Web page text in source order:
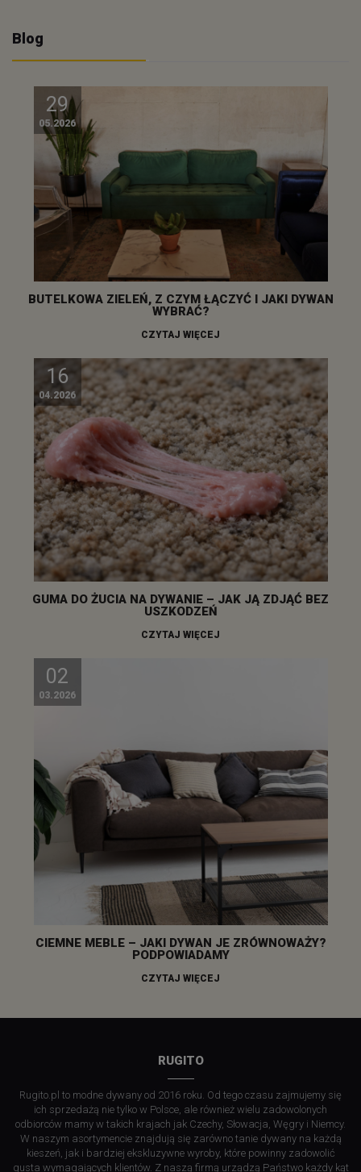
Blog
29
05.2026
BUTELKOWA ZIELEŃ, Z CZYM ŁĄCZYĆ I JAKI DYWAN
WYBRAĆ?
CZYTAJ WIĘCEJ
16
04.2026
GUMA DO ŻUCIA NA DYWANIE – JAK JĄ ZDJĄĆ BEZ
USZKODZEŃ
CZYTAJ WIĘCEJ
02
03.2026
CIEMNE MEBLE – JAKI DYWAN JE ZRÓWNOWAŻY?
PODPOWIADAMY
CZYTAJ WIĘCEJ
RUGITO
Rugito.pl to modne dywany od 2016 roku. Od tego czasu zajmujemy się
ich sprzedażą nie tylko w Polsce, ale również wielu zadowolonych
odbiorców mamy w takich krajach jak Czechy, Słowacja, Węgry i Niemcy.
W naszym asortymencie znajdują się zarówno tanie dywany na każdą
kieszeń, jak i bardziej ekskluzywne wyroby, które powinny zadowolić
gusta wymagających klientów. Z naszą firmą urządzą Państwo każdy kąt